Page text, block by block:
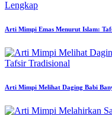
Arti Mimpi Emas Menurut Islam:
Arti Mimpi Melihat Daging Babi